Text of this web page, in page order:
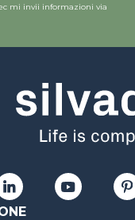
mi invii informazioni via